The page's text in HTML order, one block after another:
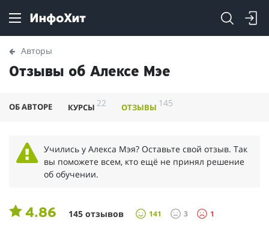
Авторы
Отзывы об Алексе Мэе
ОБ АВТОРЕ КУРСЫ 22 ОТЗЫВЫ 145
Учились у Алекса Мэя? Оставьте свой отзыв. Так
вы поможете всем, кто ещё не принял решение
об обучении.
4.86 145 отзывов 141 3 1